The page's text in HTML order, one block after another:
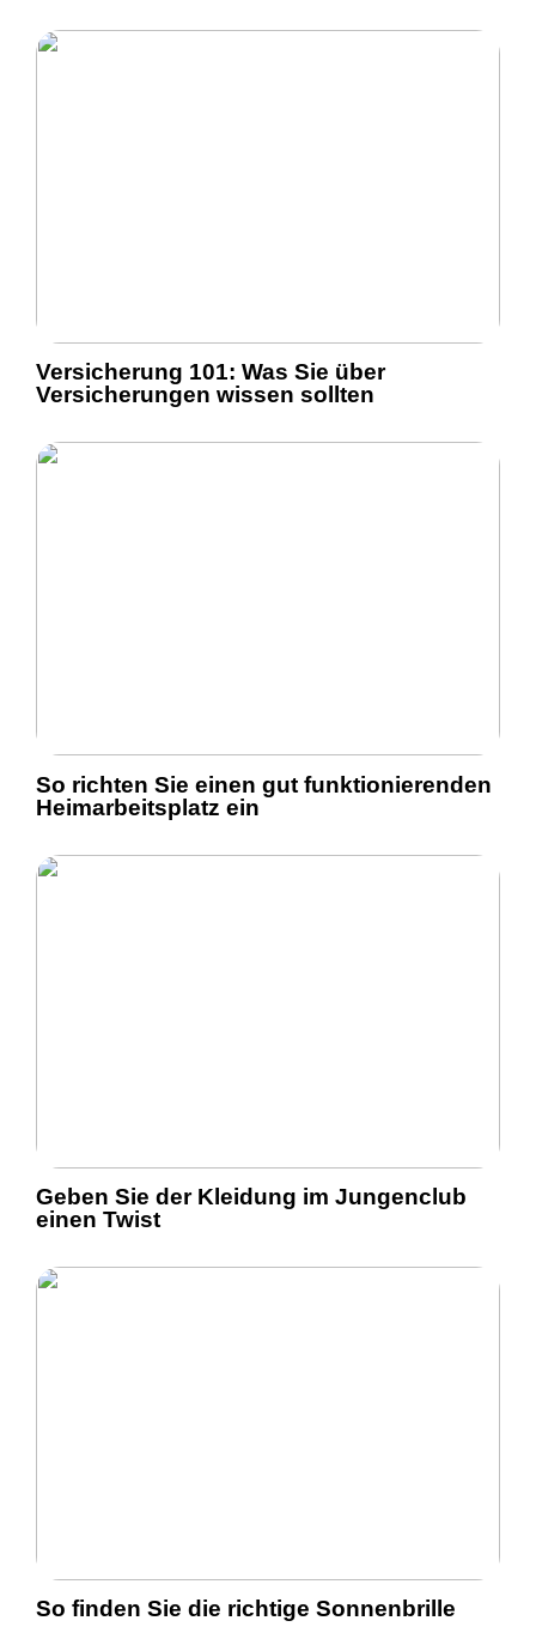
Versicherung 101: Was Sie über
Versicherungen wissen sollten
So richten Sie einen gut funktionierenden
Heimarbeitsplatz ein
Geben Sie der Kleidung im Jungenclub
einen Twist
So finden Sie die richtige Sonnenbrille